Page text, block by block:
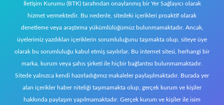
İletişim Kurumu (BTK) tarafından onaylanmış bir Yer Sağlayıcı olarak
hizmet vermektedir. Bu nedenle, sitedeki içerikleri proaktif olarak
denetleme veya araştırma yükümlülüğümüz bulunmamaktadır. Ancak,
üyelerimiz yazdıkları içeriklerin sorumluluğunu taşımakta olup, siteye üye
olarak bu sorumluluğu kabul etmiş sayılırlar. Bu internet sitesi, herhangi bir
marka, kurum veya şahıs şirketi ile hiçbir bağlantısı bulunmamaktadır.
Sitede yalnızca kendi hazırladığımız makaleler paylaşılmaktadır. Burada yer
alan içerikler haber niteliği taşımamakta olup, gerçek kurum ve kişiler
hakkında paylaşım yapılmamaktadır. Gerçek kurum ve kişiler ile isim